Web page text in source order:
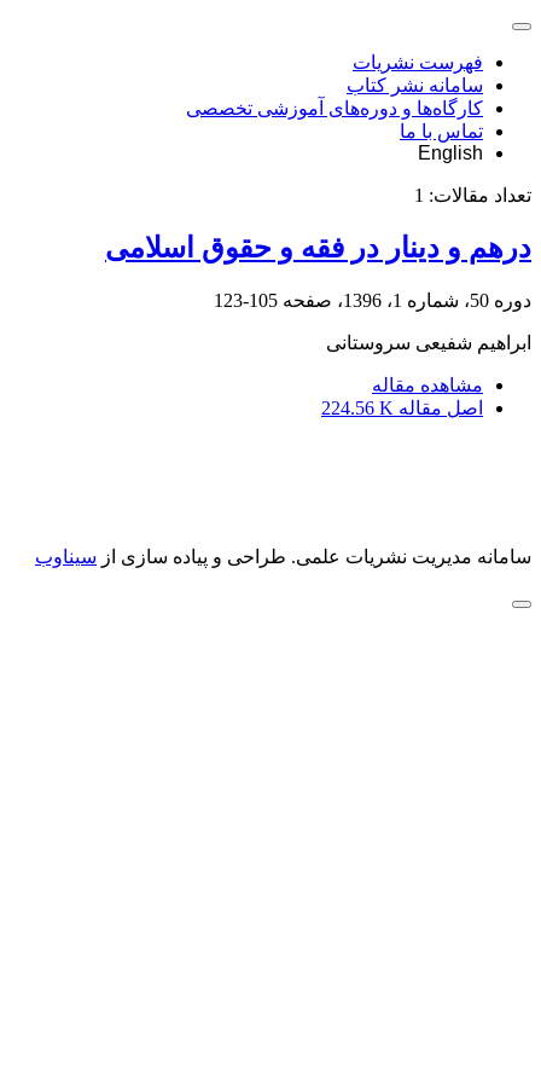
فهرست نشریات
سامانه نشر کتاب
کارگاه‌ها و دوره‌های آموزشی تخصصی
تماس با ما
English
تعداد مقالات: 1
درهم و دینار در فقه و حقوق اسلامی
دوره 50، شماره 1، 1396، صفحه 105-123
ابراهیم شفیعی سروستانی
مشاهده مقاله
اصل مقاله 224.56 K
سامانه مدیریت نشریات علمی. طراحی و پیاده سازی از سیناوب